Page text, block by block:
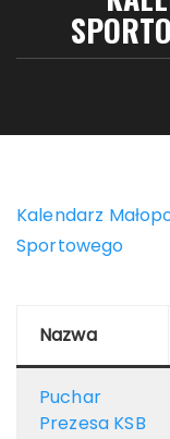
Kalendarz
Sportowego
Nazwa
Puchar
Prezesa KSB